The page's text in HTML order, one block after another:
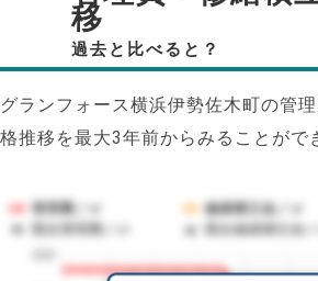
移
過去と比べると？
グランフォース横浜伊勢佐木町の管
格推移を最大3年前からみることがで
管理費／㎡
修繕積立金／㎡
競合管理費／㎡
競合修繕積立金／